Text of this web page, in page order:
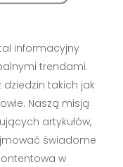
informacyjny
trendami.
takich jak
Naszą misją
artykułów,
świadome
w